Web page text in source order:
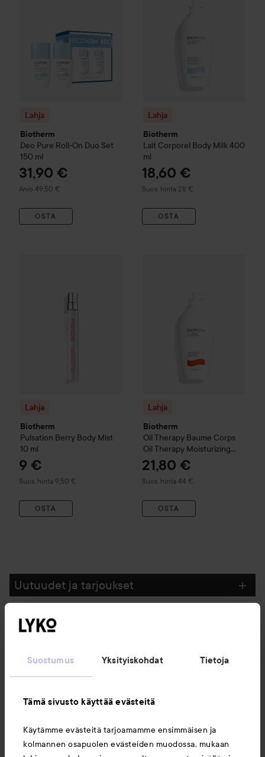
Suostumus Yksityiskohdat Tietoja
Tämä sivusto käyttää evästeitä
Käytämme evästeitä tarjoamamme ensimmäisen ja
kolmannen osapuolen evästeiden muodossa, mukaan
Lahja
Biotherm
Deo Pure Roll-On Duo Set
150 ml
31,90 €
Arvo 49,50 €
OSTA
Lahja
Biotherm
Lait Corporel Body Milk 400
ml
18,60 €
Suos. hinta 28 €
Suositeltu hinta 28 €
OSTA
Lahja
Biotherm
Pulsation Berry Body Mist
10 ml
9 €
Suos. hinta 9,50 €
Suositeltu hinta 9,50 €
OSTA
Lahja
Biotherm
Oil Therapy Baume Corps
Oil Therapy Moisturizing
Body Lotion400 ml
21,80 €
Suos. hinta 44 €
Suositeltu hinta 44 €
OSTA
Uutuudet ja tarjoukset
Seuraa meitä
Saattaisit myös tykätä